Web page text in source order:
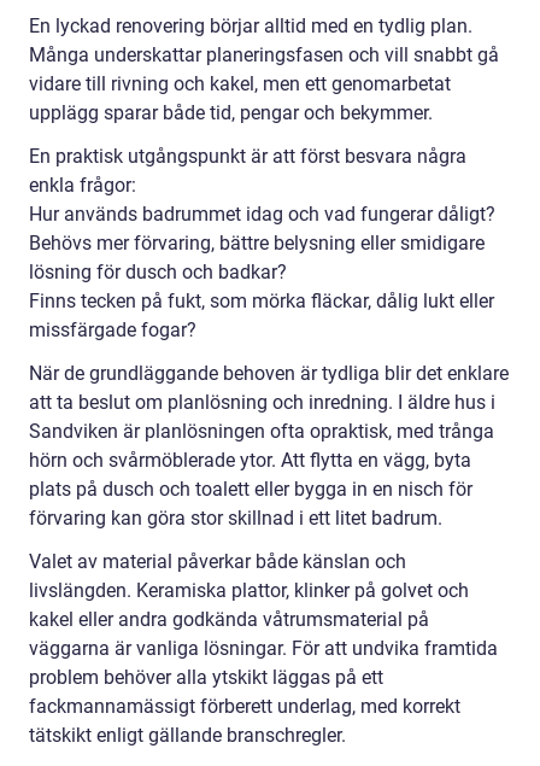
En lyckad renovering börjar alltid med en tydlig plan.
Många underskattar planeringsfasen och vill snabbt gå
vidare till rivning och kakel, men ett genomarbetat
upplägg sparar både tid, pengar och bekymmer.
En praktisk utgångspunkt är att först besvara några
enkla frågor:
Hur används badrummet idag och vad fungerar dåligt?
Behövs mer förvaring, bättre belysning eller smidigare
lösning för dusch och badkar?
Finns tecken på fukt, som mörka fläckar, dålig lukt eller
missfärgade fogar?
När de grundläggande behoven är tydliga blir det enklare
att ta beslut om planlösning och inredning. I äldre hus i
Sandviken är planlösningen ofta opraktisk, med trånga
hörn och svårmöblerade ytor. Att flytta en vägg, byta
plats på dusch och toalett eller bygga in en nisch för
förvaring kan göra stor skillnad i ett litet badrum.
Valet av material påverkar både känslan och
livslängden. Keramiska plattor, klinker på golvet och
kakel eller andra godkända våtrumsmaterial på
väggarna är vanliga lösningar. För att undvika framtida
problem behöver alla ytskikt läggas på ett
fackmannamässigt förberett underlag, med korrekt
tätskikt enligt gällande branschregler.